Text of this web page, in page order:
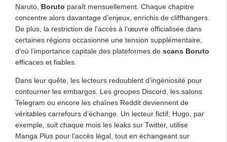
Naruto, Boruto paraît mensuellement. Chaque chapitre
concentre alors davantage d’enjeux, enrichis de cliffhangers.
De plus, la restriction de l’accès à l’œuvre officialisée dans
certaines régions occasionne une tension supplémentaire,
d’où l’importance capitale des plateformes de scans Boruto
efficaces et fiables.
Dans leur quête, les lecteurs redoublent d’ingéniosité pour
contourner les embargos. Les groupes Discord, les salons
Telegram ou encore les chaînes Reddit deviennent de
véritables carrefours d’échange. Un lecteur fictif, Hugo, par
exemple, suit chaque mois les leaks sur Twitter, utilise
Manga Plus pour l’accès légal, tout en échangeant sur